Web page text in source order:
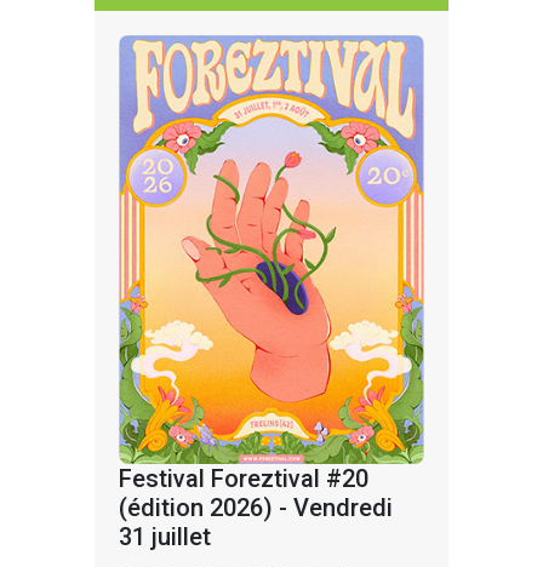
Festival Foreztival #20
(édition 2026) - Vendredi
31 juillet